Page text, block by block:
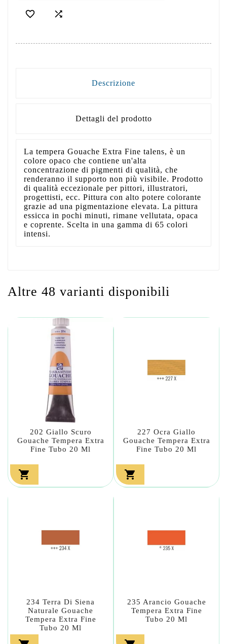
 
Descrizione
Dettagli del prodotto
La tempera Gouache Extra Fine talens, è un
colore opaco che contiene un'alta
concentrazione di pigmenti di qualità, che
renderanno il supporto non più visibile. Prodotto
di qualità eccezionale per pittori, illustratori,
progettisti, ecc. Pittura con alto potere colorante
grazie ad una pigmentazione elevata. La pittura
essicca in pochi minuti, rimane vellutata, opaca
e coprente. Scelta in una gamma di 65 colori
intensi.
Altre 48 varianti disponibili
202 Giallo Scuro
Gouache Tempera Extra
Fine Tubo 20 Ml

227 Ocra Giallo
Gouache Tempera Extra
Fine Tubo 20 Ml

234 Terra Di Siena
Naturale Gouache
Tempera Extra Fine
Tubo 20 Ml
235 Arancio Gouache
Tempera Extra Fine
Tubo 20 Ml